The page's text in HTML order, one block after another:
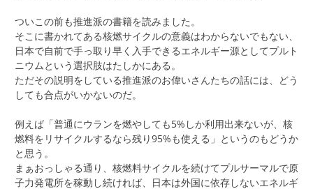
ついこの前も推進派の書籍を読みました。
そこに書かれてある核燃サイクルの意義はわからないでもない、
日本で自前で手っ取り早く入手できるエネルギー源としてプルト
ニウムという選択肢はたしかにある。
ただその説明をしている推進派のお偉いさんたちの話には、どう
しても合点がいかないのだ。
例えば「普通にウランを燃やしても5%しか利用出来ないが、核
燃料をリサイクルするなら残り95%も使える」というのもどうか
と思う。
まぁおっしゃる通り、核燃料サイクルを続けてプルサーマルで原
子力発電所を稼動し続ければ、日本は外国に依存しないエネルギ